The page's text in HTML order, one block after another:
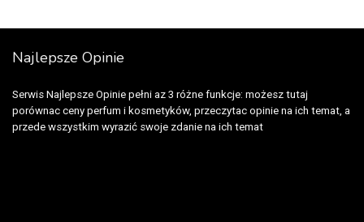
Najlepsze Opinie
Serwis Najlepsze Opinie pełni az 3 różne funkcje: możesz tutaj
porównac ceny perfum i kosmetyków, przeczytac opinie na ich temat, a
przede wszystkim wyrazić swoje zdanie na ich temat